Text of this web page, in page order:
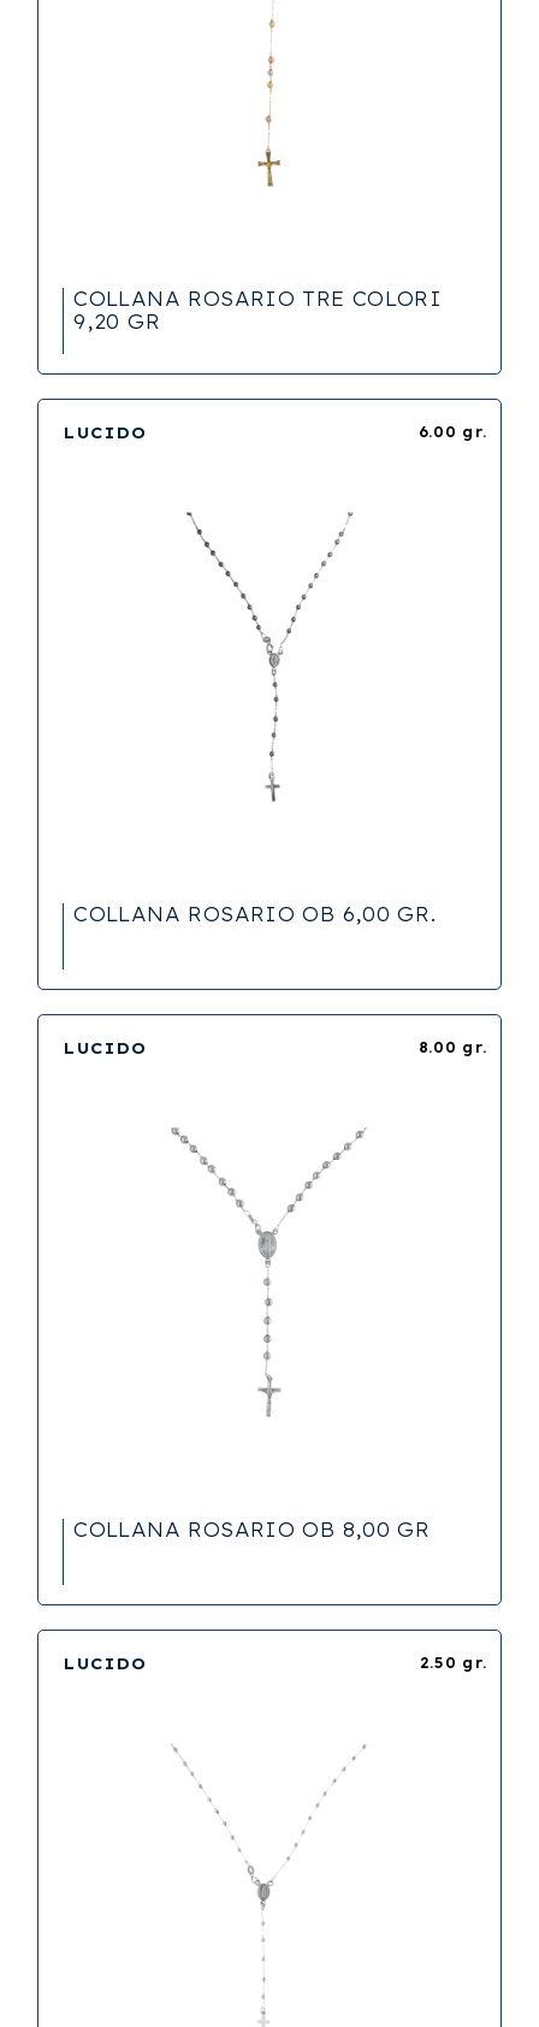
COLLANA ROSARIO TRE COLORI
9,20 GR
6.00 gr.
LUCIDO
COLLANA ROSARIO OB 6,00 GR.
8.00 gr.
LUCIDO
COLLANA ROSARIO OB 8,00 GR
2.50 gr.
LUCIDO